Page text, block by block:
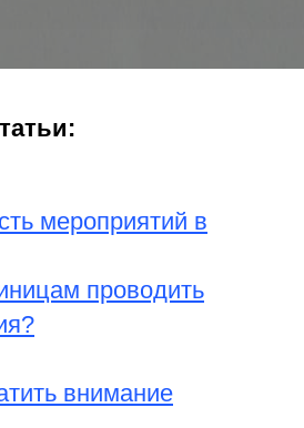
мероприятий в
проводить
внимание